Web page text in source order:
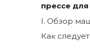
прессе
I. Обзор
Как